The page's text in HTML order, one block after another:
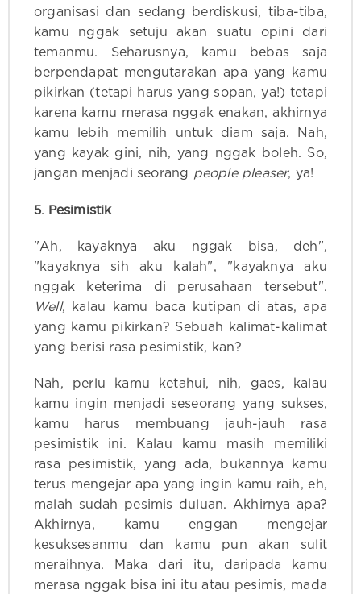
organisasi dan sedang berdiskusi, tiba-tiba,
kamu nggak setuju akan suatu opini dari
temanmu. Seharusnya, kamu bebas saja
berpendapat mengutarakan apa yang kamu
pikirkan (tetapi harus yang sopan, ya!) tetapi
karena kamu merasa nggak enakan, akhirnya
kamu lebih memilih untuk diam saja. Nah,
yang kayak gini, nih, yang nggak boleh. So,
jangan menjadi seorang people pleaser, ya!
5. Pesimistik
"Ah, kayaknya aku nggak bisa, deh",
"kayaknya sih aku kalah", "kayaknya aku
nggak keterima di perusahaan tersebut".
Well, kalau kamu baca kutipan di atas, apa
yang kamu pikirkan? Sebuah kalimat-kalimat
yang berisi rasa pesimistik, kan?
Nah, perlu kamu ketahui, nih, gaes, kalau
kamu ingin menjadi seseorang yang sukses,
kamu harus membuang jauh-jauh rasa
pesimistik ini. Kalau kamu masih memiliki
rasa pesimistik, yang ada, bukannya kamu
terus mengejar apa yang ingin kamu raih, eh,
malah sudah pesimis duluan. Akhirnya apa?
Akhirnya, kamu enggan mengejar
kesuksesanmu dan kamu pun akan sulit
meraihnya. Maka dari itu, daripada kamu
merasa nggak bisa ini itu atau pesimis, mada